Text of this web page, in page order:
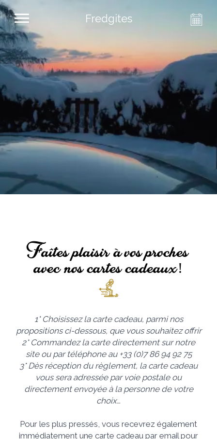
Fredgites
Faîtes plaisir à vos proches
avec nos cartes cadeaux!
1* Choisissez la carte cadeau, parmi nos
propositions ci-dessous, que vous souhaitez offrir
2* Commandez la carte directement sur notre
site ou par téléphone au +33 (0)7 86 94 92 75
3* Dès réception du règlement, la carte cadeau
vous sera adressée par voie postale ou
directement envoyée à la personne de votre
choix…
Pour les plus pressés, vous recevrez également
immédiatement une carte cadeau par email pour